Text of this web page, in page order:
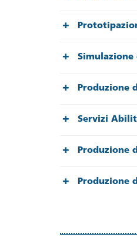
Produzione
Servizi
Produzione
Produzione